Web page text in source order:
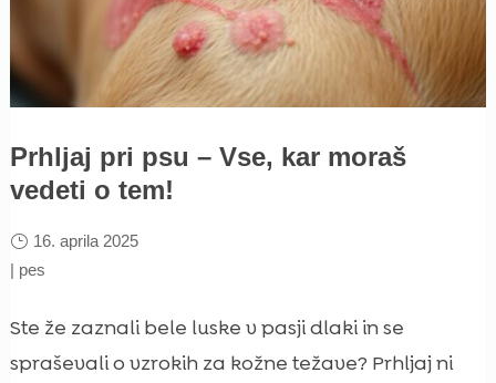
Prhljaj pri psu – Vse, kar moraš
vedeti o tem!
16. aprila 2025
| pes
Ste že zaznali bele luske v pasji dlaki in se
spraševali o vzrokih za kožne težave? Prhljaj ni